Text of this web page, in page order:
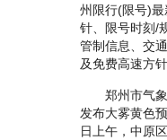
州限行(限号)
针、限号时刻/
管制信息、交
及免费高速方
郑州市气象
发布大雾黄色
日上午，中原